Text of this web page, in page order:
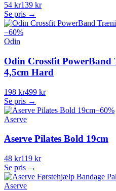
54 kr139 kr
Se pris →
−60%
Odin
Odin Crossfit PowerBand
4,5cm Hard
198 kr499 kr
Se pris →
−60%
Aserve
Aserve Pilates Bold 19cm
48 kr119 kr
Se pris →
Aserve